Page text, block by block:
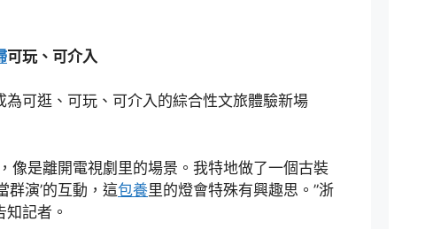
可玩、可介入
為可逛、可玩、可介入的綜合性文旅體驗新場
像是離開電視劇里的場景。我特地做了一個古裝
群演’的互動，這包養里的燈會特殊有興趣思。”浙
記者。